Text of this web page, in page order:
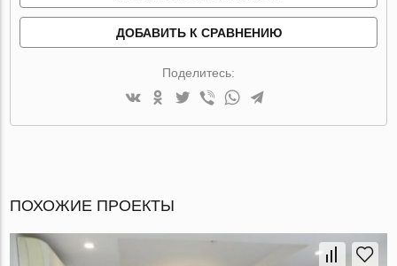
ДОБАВИТЬ К СРАВНЕНИЮ
Поделитесь:
ПОХОЖИЕ ПРОЕКТЫ